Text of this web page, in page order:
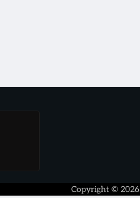
Copyright © 2026